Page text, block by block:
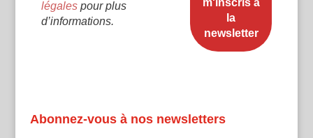
légalespour plus
d’informations.
Abonnez-vous à nos newsletters